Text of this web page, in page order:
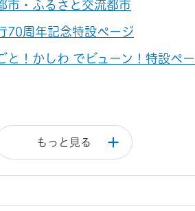
市・ふるさと交流都市
70周年記念特設ページ
と！かしわ でビューン！特設ペー
もっと見る